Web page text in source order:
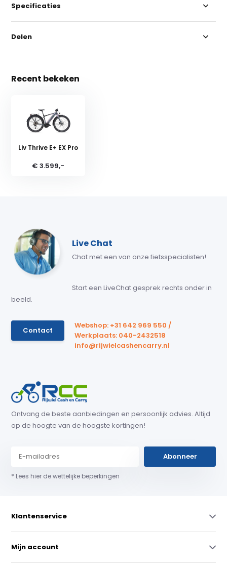
Specificaties
Delen
Recent bekeken
Liv Thrive E+ EX Pro
€ 3.599,-
Live Chat
Chat met een van onze fietsspecialisten!
Start een LiveChat gesprek rechts onder in
beeld.
Contact
Webshop: +31 642 969 550 /
Werkplaats: 040-2432518
info@rijwielcashencarry.nl
Ontvang de beste aanbiedingen en persoonlijk advies. Altijd
op de hoogte van de hoogste kortingen!
Abonneer
* Lees hier de wettelijke beperkingen
Klantenservice
Mijn account